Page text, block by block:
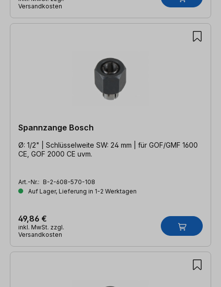
Versandkosten
Spannzange Bosch
Ø: 1/2" | Schlüsselweite SW: 24 mm | für GOF/GMF 1600
CE, GOF 2000 CE uvm.
Art.-Nr.: B-2-608-570-108
Auf Lager, Lieferung in 1-2 Werktagen
49,86 €
inkl. MwSt. zzgl.
Versandkosten